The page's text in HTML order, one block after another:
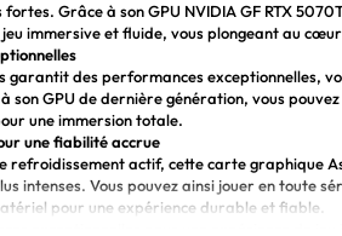
Grâce à son GPU NVIDIA GF RTX
immersive et fluide, vous plongeant au
garantit des performances exceptionnelles,
GPU de dernière génération, vous
une immersion totale.
une fiabilité accrue
refroidissement actif, cette carte graphique
intenses. Vous pouvez ainsi jouer en toute
pour une expérience durable et fiable.